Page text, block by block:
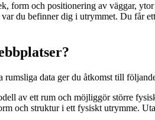
form och positionering av väggar,
du befinner dig i utrymmet. Du får
rumsliga data ger du åtkomst till
av ett rum och möjliggör större
och struktur i ett fysiskt utrymme.